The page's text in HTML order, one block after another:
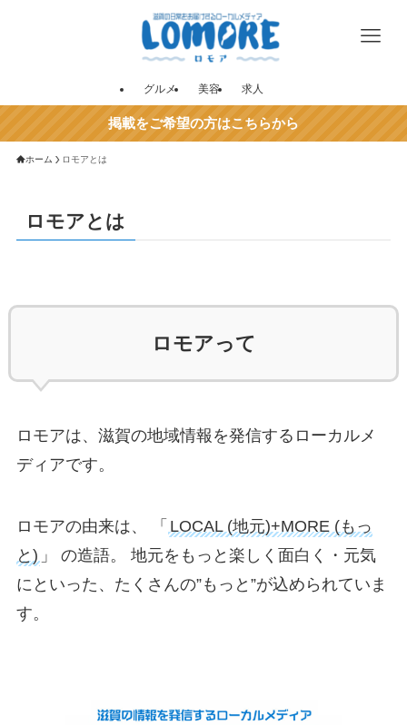
グルメ 美容 求人
掲載をご希望の方はこちらから
ホーム ロモアとは
ロモアとは
ロモアって
ロモアは、滋賀の地域情報を発信するローカルメ
ディアです。
ロモアの由来は、 「 LOCAL (地元)+MORE (もっ
と) 」 の造語。 地元をもっと楽しく面白く・元気
にといった、たくさんの”もっと”が込められていま
す。